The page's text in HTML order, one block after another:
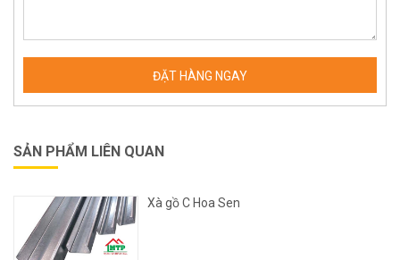
SẢN PHẨM LIÊN QUAN
Xà gồ C Hoa Sen